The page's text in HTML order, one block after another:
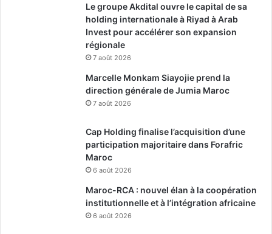
Le groupe Akdital ouvre le capital de sa
holding internationale à Riyad à Arab
Invest pour accélérer son expansion
régionale
7 août 2026
Marcelle Monkam Siayojie prend la
direction générale de Jumia Maroc
7 août 2026
Cap Holding finalise l’acquisition d’une
participation majoritaire dans Forafric
Maroc
6 août 2026
Maroc-RCA : nouvel élan à la coopération
institutionnelle et à l’intégration africaine
6 août 2026